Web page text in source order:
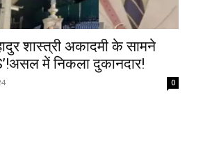
शास्त्री अकादमी के सामने
में निकला दुकानदार!
0